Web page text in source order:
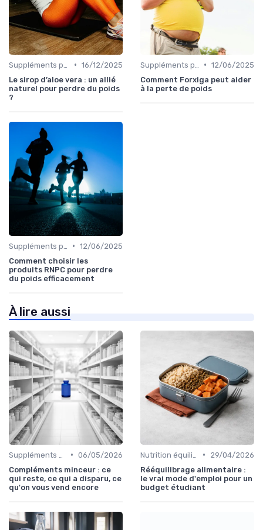
• 16/12/2025
Le sirop d’aloe vera : un allié
naturel pour perdre du poids
?
• 12/06/2025
Comment Forxiga peut aider
à la perte de poids
• 12/06/2025
Comment choisir les
produits RNPC pour perdre
du poids efficacement
À lire aussi
• 06/05/2026
Compléments minceur : ce
qui reste, ce qui a disparu, ce
qu'on vous vend encore
•
29/04/2026
Rééquilibrage alimentaire :
le vrai mode d'emploi pour un
budget étudiant